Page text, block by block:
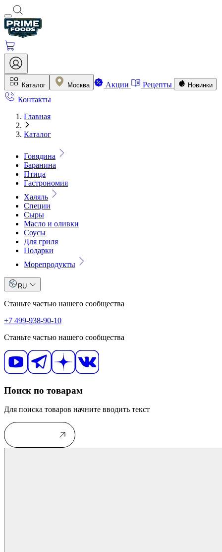
Каталог Москва Акции Рецепты Новинки
Контакты
Главная
Каталог
Говядина
Баранина
Птица
Гастрономия
Халяль
Специи
Сыры
Масло и оливки
Соусы
Для гриля
Подарки
Морепродукты
RU
Станьте частью нашего сообщества
+7 499-938-90-10
Станьте частью нашего сообщества
Поиск по товарам
Для поиска товаров начните вводить текст